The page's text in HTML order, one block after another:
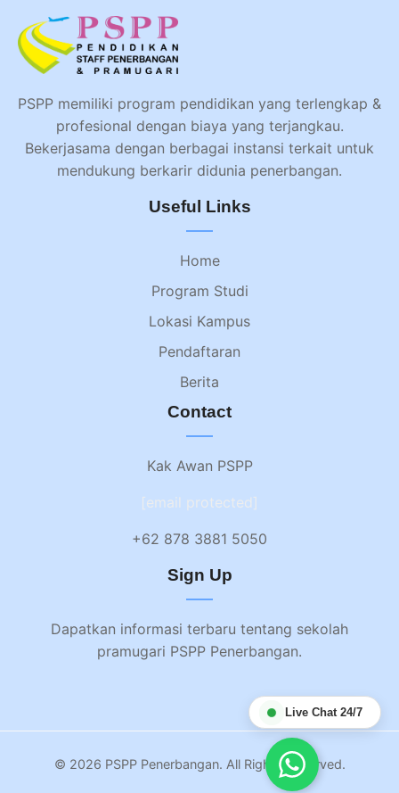
PSPP memiliki program pendidikan yang terlengkap &
profesional dengan biaya yang terjangkau.
Bekerjasama dengan berbagai instansi terkait untuk
mendukung berkarir didunia penerbangan.
Useful Links
Home
Program Studi
Lokasi Kampus
Pendaftaran
Berita
Contact
Kak Awan PSPP
[email protected]
+62 878 3881 5050
Sign Up
Dapatkan informasi terbaru tentang sekolah
pramugari PSPP Penerbangan.
© 2026 PSPP Penerbangan. All Rights Reserved.
Live Chat 24/7